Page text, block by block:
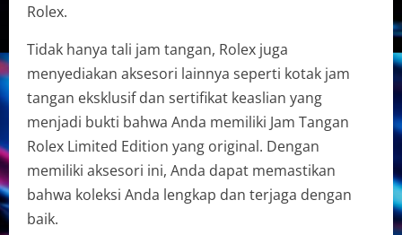
Rolex.
Tidak hanya tali jam tangan, Rolex juga
menyediakan aksesori lainnya seperti kotak jam
tangan eksklusif dan sertifikat keaslian yang
menjadi bukti bahwa Anda memiliki Jam Tangan
Rolex Limited Edition yang original. Dengan
memiliki aksesori ini, Anda dapat memastikan
bahwa koleksi Anda lengkap dan terjaga dengan
baik.